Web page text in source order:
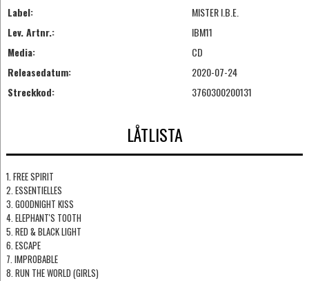
Label:
MISTER I.B.E.
Lev. Artnr.:
IBM11
Media:
CD
Releasedatum:
2020-07-24
Streckkod:
3760300200131
LÅTLISTA
1. FREE SPIRIT
2. ESSENTIELLES
3. GOODNIGHT KISS
4. ELEPHANT'S TOOTH
5. RED & BLACK LIGHT
6. ESCAPE
7. IMPROBABLE
8. RUN THE WORLD (GIRLS)